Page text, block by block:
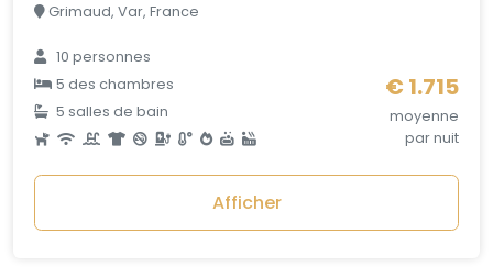
Grimaud, Var, France
10 personnes
5 des chambres
5 salles de bain
€ 1.715
moyenne
par nuit
Afficher